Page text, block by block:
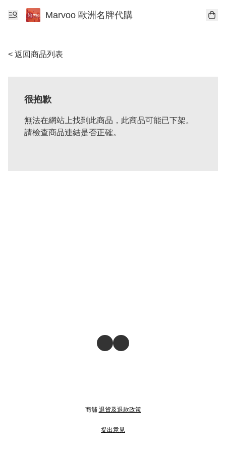
Marvoo 歐洲名牌代購
< 返回商品列表
很抱歉
無法在網站上找到此商品，此商品可能已下架。
請檢查商品連結是否正確。
商舖 退貨及退款政策
提出意見